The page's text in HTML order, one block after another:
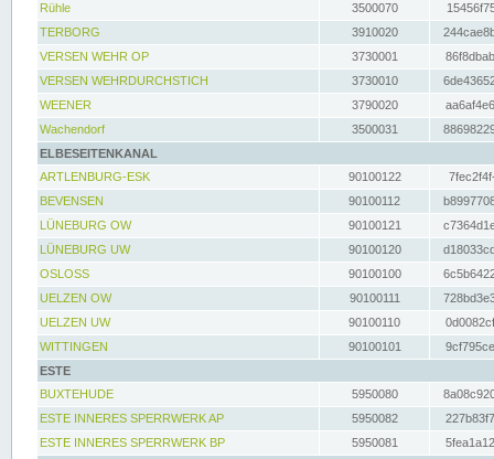
Rühle
3500070
TERBORG
3910020
VERSEN WEHR OP
3730001
VERSEN WEHRDURCHSTICH
3730010
WEENER
3790020
Wachendorf
3500031
ELBESEITENKANAL
ARTLENBURG-ESK
90100122
BEVENSEN
90100112
LÜNEBURG OW
90100121
LÜNEBURG UW
90100120
OSLOSS
90100100
UELZEN OW
90100111
UELZEN UW
90100110
WITTINGEN
90100101
ESTE
BUXTEHUDE
5950080
ESTE INNERES SPERRWERK AP
5950082
ESTE INNERES SPERRWERK BP
5950081